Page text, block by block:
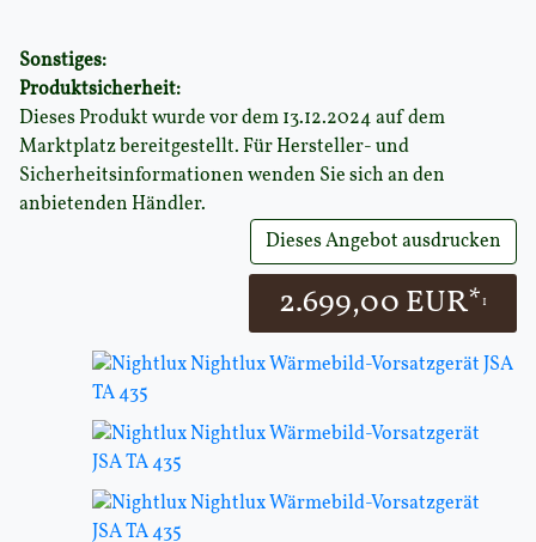
Sonstiges:
Produktsicherheit:
Dieses Produkt wurde vor dem 13.12.2024 auf dem
Marktplatz bereitgestellt. Für Hersteller- und
Sicherheitsinformationen wenden Sie sich an den
anbietenden Händler.
Dieses Angebot ausdrucken
2.699,00 EUR*1